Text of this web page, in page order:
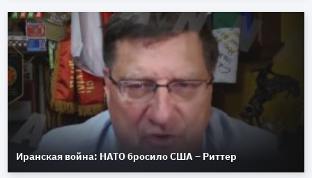
Иранская война: НАТО бросило США – Риттер